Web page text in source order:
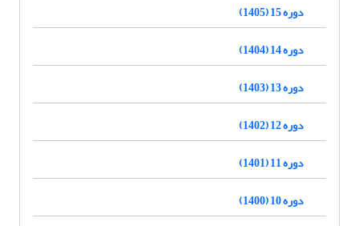
دوره 15 (1405)
دوره 14 (1404)
دوره 13 (1403)
دوره 12 (1402)
دوره 11 (1401)
دوره 10 (1400)